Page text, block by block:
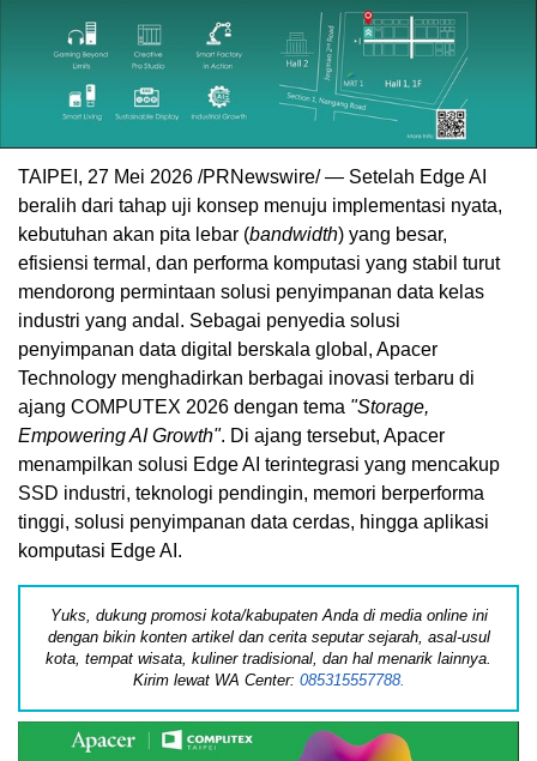
TAIPEI, 27 Mei 2026 /PRNewswire/ — Setelah Edge AI
beralih dari tahap uji konsep menuju implementasi nyata,
kebutuhan akan pita lebar (bandwidth) yang besar,
efisiensi termal, dan performa komputasi yang stabil turut
mendorong permintaan solusi penyimpanan data kelas
industri yang andal. Sebagai penyedia solusi
penyimpanan data digital berskala global, Apacer
Technology menghadirkan berbagai inovasi terbaru di
ajang COMPUTEX 2026 dengan tema "Storage,
Empowering AI Growth". Di ajang tersebut, Apacer
menampilkan solusi Edge AI terintegrasi yang mencakup
SSD industri, teknologi pendingin, memori berperforma
tinggi, solusi penyimpanan data cerdas, hingga aplikasi
komputasi Edge AI.
Yuks, dukung promosi kota/kabupaten Anda di media online ini
dengan bikin konten artikel dan cerita seputar sejarah, asal-usul
kota, tempat wisata, kuliner tradisional, dan hal menarik lainnya.
Kirim lewat WA Center: 085315557788.